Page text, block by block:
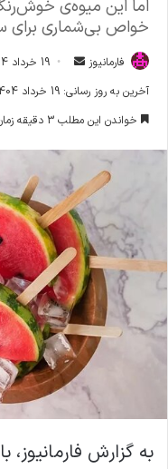
اما این میوه‌ی خوش‌رنگ
خواص بی‌شماری برای
فارمانیوز
ا
ل
ا
ی
م
ی
ل
19 خرداد 1404 - 8:52 ق.ظ
آخرین به روز رسانی: 19 خرداد 1404 - 10:09 ق.ظ
خواندن این مطلب 3 دقیقه زمان میبرد
به گزارش